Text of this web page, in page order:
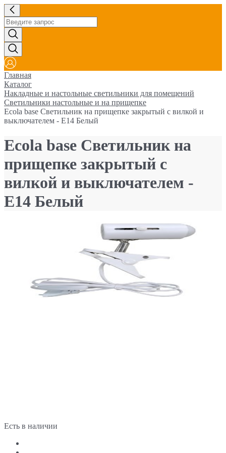
Главная
Каталог
Накладные и настольные светильники для помещений
Светильники настольные и на прищепке
Ecola base Светильник на прищепке закрытый с вилкой и
выключателем - E14 Белый
Ecola base Светильник на
прищепке закрытый с
вилкой и выключателем -
E14 Белый
Есть в наличии